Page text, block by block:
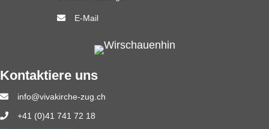
E-Mail
Kontaktiere uns
info@vivakirche-zug.ch
+41 (0)41 741 72 18